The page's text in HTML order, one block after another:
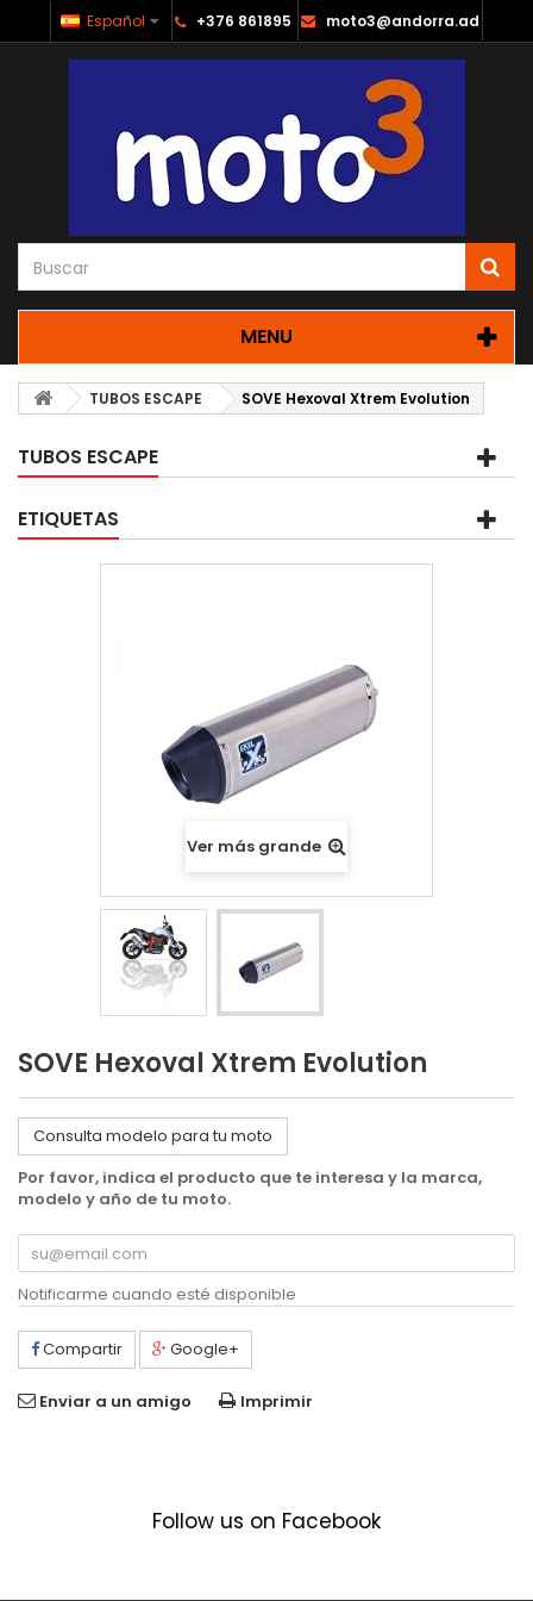
Español +376 861895 moto3@andorra.ad
MENU
TUBOS ESCAPE SOVE Hexoval Xtrem Evolution
TUBOS ESCAPE
ETIQUETAS
Ver más grande
SOVE Hexoval Xtrem Evolution
Consulta modelo para tu moto
Por favor, indica el producto que te interesa y la marca,
modelo y año de tu moto.
Notificarme cuando esté disponible
Compartir Google+
Enviar a un amigo Imprimir
Follow us on Facebook